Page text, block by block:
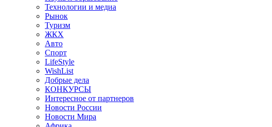
Технологии и медиа
Рынок
Туризм
ЖКХ
Авто
Спорт
LifeStyle
WishList
Добрые дела
КОНКУРСЫ
Интересное от партнеров
Новости России
Новости Мира